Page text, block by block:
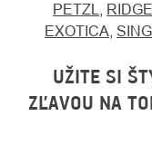
PETZL
EXOTICA
UŽITE SI
ZĽAVOU NA